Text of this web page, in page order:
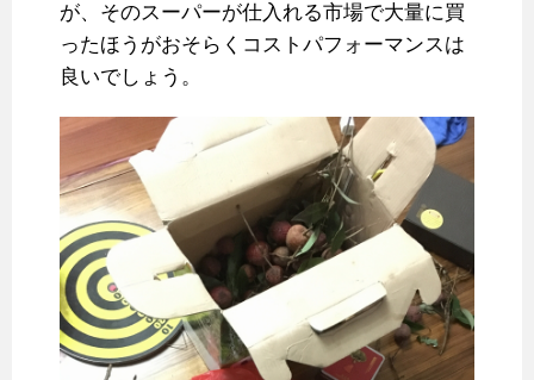
が、そのスーパーが仕入れる市場で大量に買
ったほうがおそらくコストパフォーマンスは
良いでしょう。